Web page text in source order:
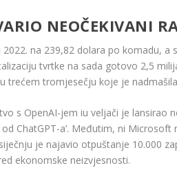
NEOČEKIVANI
na 239,82 dolara po komadu, a
tvrtke na sada gotovo 2,5
trećem tromjesečju koje je
s OpenAI-jem iu veljači je lansirao
ChatGPT-a’. Međutim, ni
je najavio otpuštanje 10.000
ekonomske neizvjesnosti.